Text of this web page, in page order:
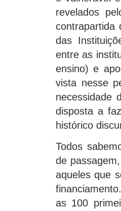
revelados
contrapartida
das
entre as
ensino) e
vista nesse
necessidade
disposta a
histórico
Todos
de
aqueles que
as 100